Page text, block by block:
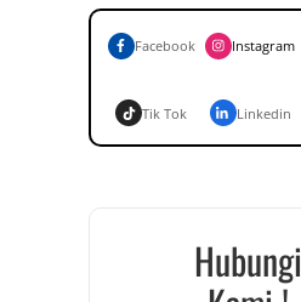
Facebook Instagram
Tik Tok Linkedin
Hubungi